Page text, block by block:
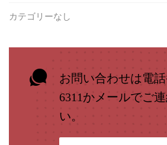
カテゴリーなし
お問い合わせは電
6311かメールでご
い。